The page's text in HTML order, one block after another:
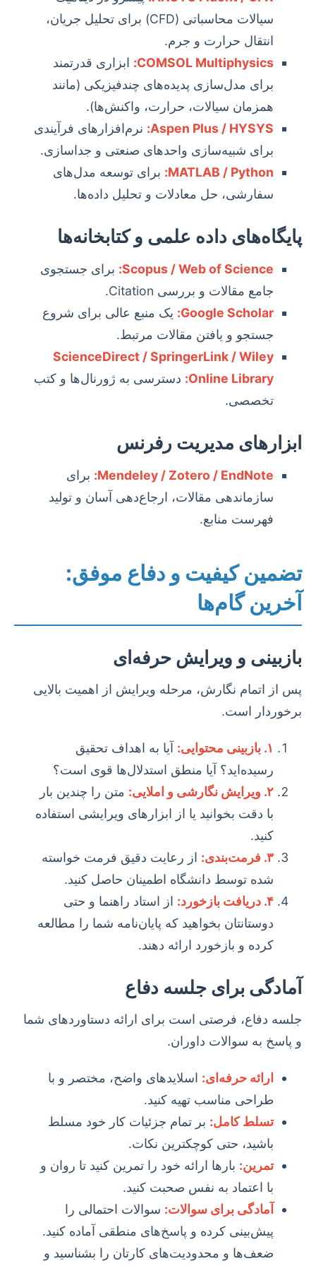
سیالات محاسباتی (CFD) برای تحلیل جریان،
انتقال حرارت و جرم.
COMSOL Multiphysics: ابزاری قدرتمند
برای مدل‌سازی پدیده‌های چندفیزیکی (مانند
همزمان سیالات، حرارت، واکنش‌ها).
Aspen Plus / HYSYS: نرم‌افزارهای فرآیندی
برای شبیه‌سازی واحدهای صنعتی و جداسازی.
MATLAB / Python: برای توسعه مدل‌های
سفارشی، حل معادلات و تحلیل داده‌ها.
پایگاه‌های داده علمی و کتابخانه‌ها
Scopus / Web of Science: برای جستجوی
جامع مقالات و بررسی Citation.
Google Scholar: یک منبع عالی برای شروع
جستجو و یافتن مقالات مرتبط.
ScienceDirect / SpringerLink / Wiley
Online Library: دسترسی به ژورنال‌ها و کتب
تخصصی.
ابزارهای مدیریت رفرنس
Mendeley / Zotero / EndNote: برای
سازماندهی مقالات، ارجاع‌دهی آسان و تولید
فهرست منابع.
تضمین کیفیت و دفاع موفق:
آخرین گام‌ها
بازبینی و ویرایش حرفه‌ای
پس از اتمام نگارش، مرحله ویرایش از اهمیت بالایی
برخوردار است.
۱. بازبینی محتوایی:
آیا به اهداف تحقیق
رسیده‌اید؟ آیا منطق استدلال‌ها قوی است؟
۲. ویرایش نگارشی و املایی:
متن را چندین بار
با دقت بخوانید یا از ابزارهای ویرایشی استفاده
کنید.
۳. فرمت‌بندی:
از رعایت دقیق فرمت خواسته
شده توسط دانشگاه اطمینان حاصل کنید.
۴. دریافت بازخورد:
از استاد راهنما و حتی
دوستانتان بخواهید که پایان‌نامه شما را مطالعه
کرده و بازخورد ارائه دهند.
آمادگی برای جلسه دفاع
جلسه دفاع، فرصتی است برای ارائه دستاوردهای شما
و پاسخ به سوالات داوران.
ارائه حرفه‌ای: اسلایدهای واضح، مختصر و با
طراحی مناسب تهیه کنید.
تسلط کامل: بر تمام جزئیات کار خود مسلط
باشید، حتی کوچکترین نکات.
تمرین: بارها ارائه خود را تمرین کنید تا روان و
با اعتماد به نفس صحبت کنید.
آمادگی برای سوالات: سوالات احتمالی را
پیش‌بینی کرده و پاسخ‌های منطقی آماده کنید.
ضعف‌ها و محدودیت‌های کارتان را بشناسید و